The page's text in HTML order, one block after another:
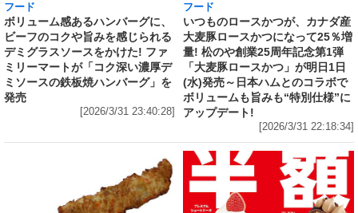
フード
ボリューム感あるハンバーグに、
ビーフのコクや旨みを感じられる
デミグラスソースをかけた! ファ
ミリーマートが「コク深い濃厚デ
ミソースの鉄板焼ハンバーグ」を
発売
[2026/3/31 23:40:28]
フード
いつものロースかつが、カナダ産
大麦豚ロースかつになって25％増
量! 松のや創業25周年記念第1弾
「大麦豚ロースかつ」が明日1日
(水)発売～日本ハムとのコラボで
ボリュームも旨みも“特別仕様”に
アップデート!
[2026/3/31 22:18:34]